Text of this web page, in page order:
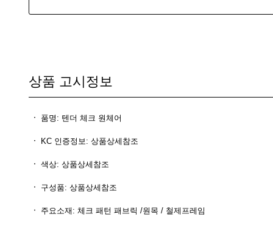
상품 고시정보
품명: 텐더 체크 원체어
KC 인증정보: 상품상세참조
색상: 상품상세참조
구성품: 상품상세참조
주요소재: 체크 패턴 패브릭 /원목 / 철제프레임